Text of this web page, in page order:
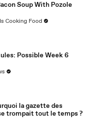
Soup With Pozole
Cooking Food
Possible Week 6
la gazette des
trompait tout le temps ?